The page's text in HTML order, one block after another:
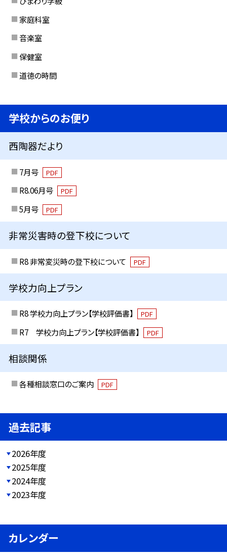
家庭科室
音楽室
保健室
道徳の時間
学校からのお便り
西陶器だより
7月号 PDF
R8.06月号 PDF
5月号 PDF
非常災害時の登下校について
R8 非常変災時の登下校について PDF
学校力向上プラン
R8 学校力向上プラン【学校評価書】 PDF
R7 学校力向上プラン【学校評価書】 PDF
相談関係
各種相談窓口のご案内 PDF
過去記事
2026年度
2025年度
2024年度
2023年度
カレンダー